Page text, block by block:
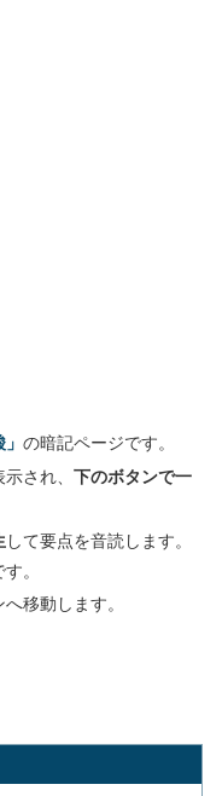
の暗記ページです。
され、 下のボタンで一
して要点を音読します。
。
移動します。